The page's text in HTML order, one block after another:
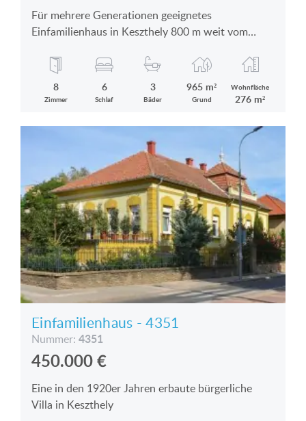
Für mehrere Generationen geeignetes
Einfamilienhaus in Keszthely 800 m weit vom
8
Zimmer
6
Schlaf
3
Bäder
965 m²
Grund
Wohnfläche
276 m²
Einfamilienhaus - 4351
Nummer: 4351
450.000€
Eine in den 1920er Jahren erbaute bürgerliche
Villa in Keszthely